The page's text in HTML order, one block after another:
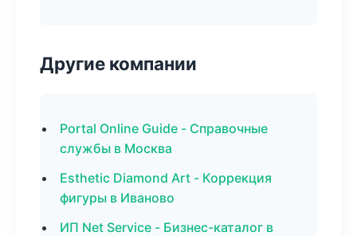
Другие компании
Portal Online Guide - Справочные
службы в Москва
Esthetic Diamond Art - Коррекция
фигуры в Иваново
ИП Net Service - Бизнес-каталог в